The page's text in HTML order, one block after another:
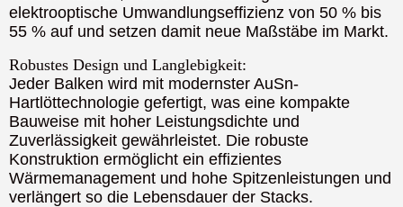
elektrooptische Umwandlungseffizienz von 50 % bis
55 % auf und setzen damit neue Maßstäbe im Markt.
Robustes Design und Langlebigkeit:
Jeder Balken wird mit modernster AuSn-
Hartlöttechnologie gefertigt, was eine kompakte
Bauweise mit hoher Leistungsdichte und
Zuverlässigkeit gewährleistet. Die robuste
Konstruktion ermöglicht ein effizientes
Wärmemanagement und hohe Spitzenleistungen und
verlängert so die Lebensdauer der Stacks.